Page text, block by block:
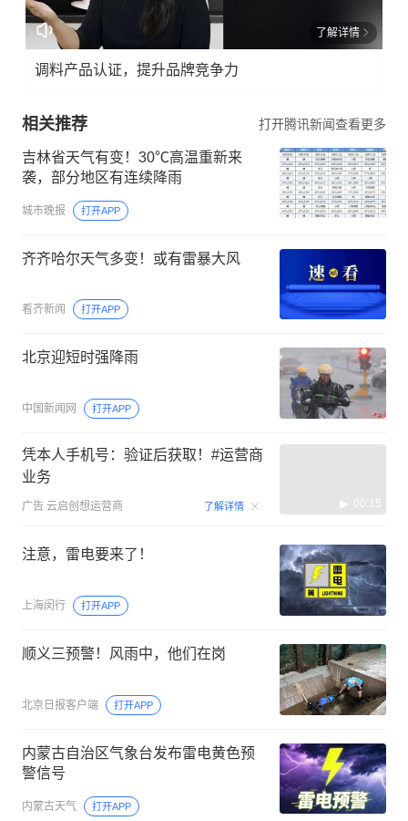
了解详情
调料产品认证，提升品牌竞争力
相关推荐 打开腾讯新闻查看更多
吉林省天气有变！30℃高温重新来
袭，部分地区有连续降雨
城市晚报 打开APP
齐齐哈尔天气多变！或有雷暴大风
看齐新闻 打开APP
北京迎短时强降雨
中国新闻网 打开APP
凭本人手机号：验证后获取！#运营商
业务
广告 云启创想运营商 了解详情 00:15
注意，雷电要来了！
上海闵行 打开APP
顺义三预警！风雨中，他们在岗
北京日报客户端 打开APP
内蒙古自治区气象台发布雷电黄色预
警信号
内蒙古天气 打开APP